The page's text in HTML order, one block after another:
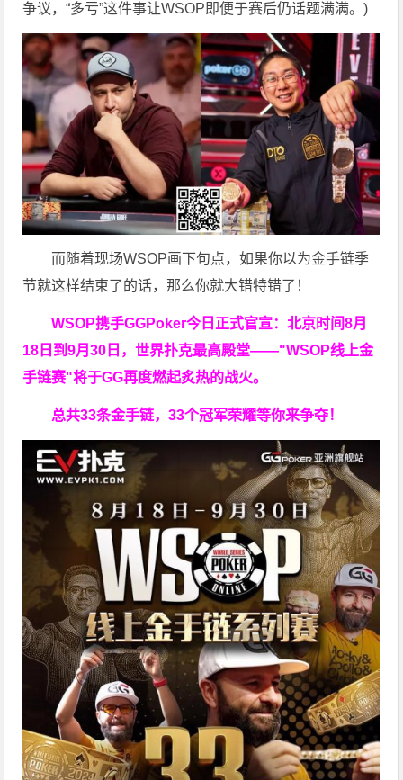
争议，“多亏”这件事让WSOP即便于赛后仍话题满满。)
而随着现场WSOP画下句点，如果你以为金手链季
节就这样结束了的话，那么你就大错特错了！
WSOP携手GGPoker今日正式官宣：北京时间8月
18日到9月30日，世界扑克最高殿堂——"WSOP线上金
手链赛"将于GG再度燃起炙热的战火。
总共33条金手链，33个冠军荣耀等你来争夺！